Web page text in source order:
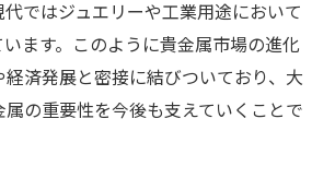
リスクが貴金属に及ぼす影響
の変化と貴金属市場の対応
と貴金属市場の連動性
ではジュエリーや工業用途において
ます。このように貴金属市場の進化
済発展と密接に結びついており、大
の重要性を今後も支えていくことで